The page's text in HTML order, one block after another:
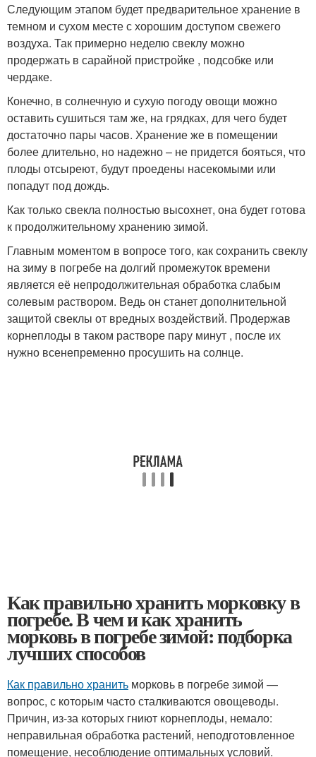
Следующим этапом будет предварительное хранение в
темном и сухом месте с хорошим доступом свежего
воздуха. Так примерно неделю свеклу можно
продержать в сарайной пристройке , подсобке или
чердаке.
Конечно, в солнечную и сухую погоду овощи можно
оставить сушиться там же, на грядках, для чего будет
достаточно пары часов. Хранение же в помещении
более длительно, но надежно – не придется бояться, что
плоды отсыреют, будут проедены насекомыми или
попадут под дождь.
Как только свекла полностью высохнет, она будет готова
к продолжительному хранению зимой.
Главным моментом в вопросе того, как сохранить свеклу
на зиму в погребе на долгий промежуток времени
является её непродолжительная обработка слабым
солевым раствором. Ведь он станет дополнительной
защитой свеклы от вредных воздействий. Продержав
корнеплоды в таком растворе пару минут , после их
нужно всенепременно просушить на солнце.
Как правильно хранить морковку в
погребе. В чем и как хранить
морковь в погребе зимой: подборка
лучших способов
Как правильно хранить морковь в погребе зимой —
вопрос, с которым часто сталкиваются овощеводы.
Причин, из-за которых гниют корнеплоды, немало:
неправильная обработка растений, неподготовленное
помещение, несоблюдение оптимальных условий.